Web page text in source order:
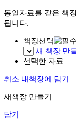
동일자료를 같은 책
됩니다.
책장선택
새 책장 만
선택한 자료
취소 내책장에 담기
새책장 만들기
닫기